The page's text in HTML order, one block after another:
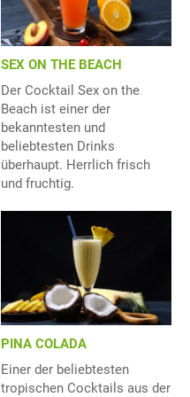
SEX ON THE BEACH
Der Cocktail Sex on the
Beach ist einer der
bekanntesten und
beliebtesten Drinks
überhaupt. Herrlich frisch
und fruchtig.
PINA COLADA
Einer der beliebtesten
tropischen Cocktails aus der